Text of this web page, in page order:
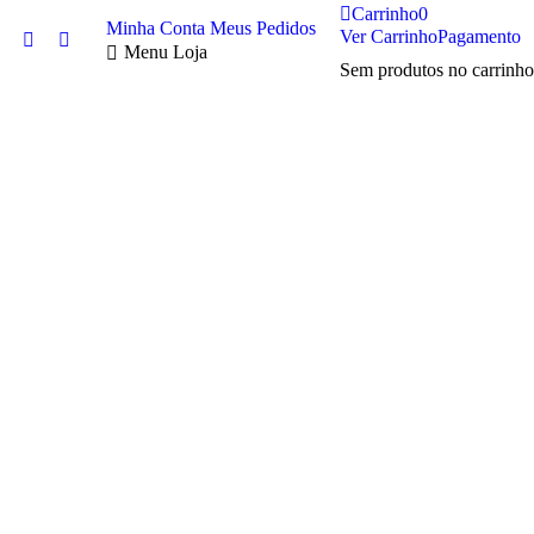
TwitterFacebook
Minha Conta Meus Pedidos
Menu Loja
Carrinho0
Ver CarrinhoPagamento
Sem produtos no carrinho